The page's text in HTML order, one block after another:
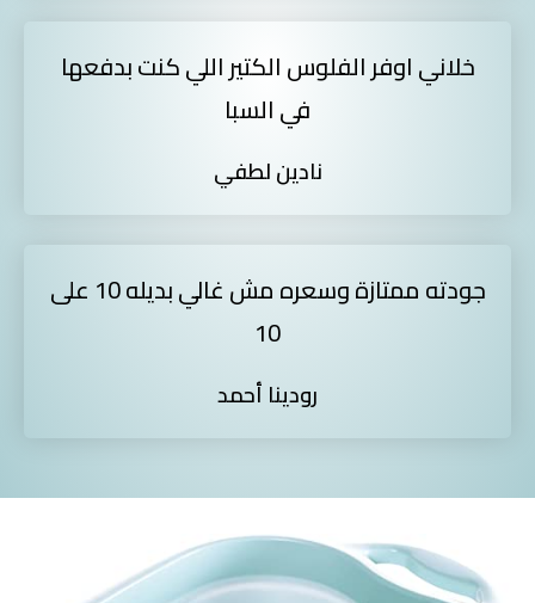
خلاني اوفر الفلوس الكتير اللي كنت بدفعها
في السبا
نادين لطفي
جودته ممتازة وسعره مش غالي بديله 10 على
10
رودينا أحمد